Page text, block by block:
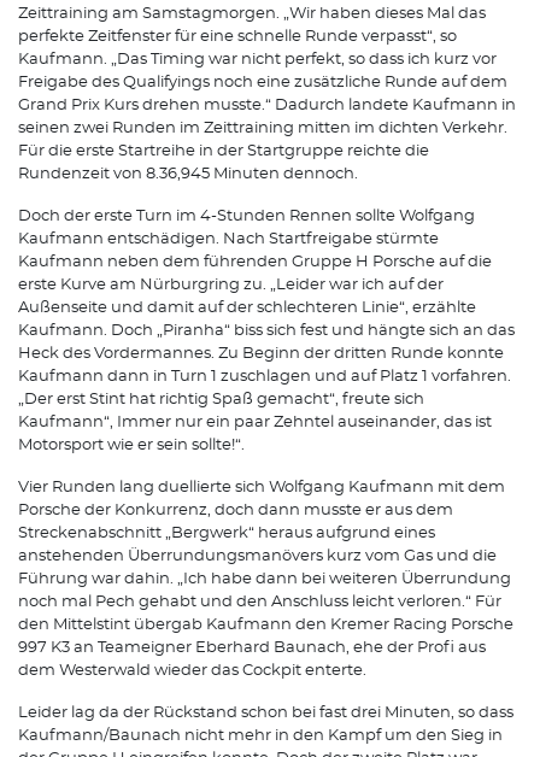
Zeittraining am Samstagmorgen. „Wir haben dieses Mal das
perfekte Zeitfenster für eine schnelle Runde verpasst“, so
Kaufmann. „Das Timing war nicht perfekt, so dass ich kurz vor
Freigabe des Qualifyings noch eine zusätzliche Runde auf dem
Grand Prix Kurs drehen musste.“ Dadurch landete Kaufmann in
seinen zwei Runden im Zeittraining mitten im dichten Verkehr.
Für die erste Startreihe in der Startgruppe reichte die
Rundenzeit von 8.36,945 Minuten dennoch.
Doch der erste Turn im 4-Stunden Rennen sollte Wolfgang
Kaufmann entschädigen. Nach Startfreigabe stürmte
Kaufmann neben dem führenden Gruppe H Porsche auf die
erste Kurve am Nürburgring zu. „Leider war ich auf der
Außenseite und damit auf der schlechteren Linie“, erzählte
Kaufmann. Doch „Piranha“ biss sich fest und hängte sich an das
Heck des Vordermannes. Zu Beginn der dritten Runde konnte
Kaufmann dann in Turn 1 zuschlagen und auf Platz 1 vorfahren.
„Der erst Stint hat richtig Spaß gemacht“, freute sich
Kaufmann“, Immer nur ein paar Zehntel auseinander, das ist
Motorsport wie er sein sollte!“.
Vier Runden lang duellierte sich Wolfgang Kaufmann mit dem
Porsche der Konkurrenz, doch dann musste er aus dem
Streckenabschnitt „Bergwerk“ heraus aufgrund eines
anstehenden Überrundungsmanövers kurz vom Gas und die
Führung war dahin. „Ich habe dann bei weiteren Überrundung
noch mal Pech gehabt und den Anschluss leicht verloren.“ Für
den Mittelstint übergab Kaufmann den Kremer Racing Porsche
997 K3 an Teameigner Eberhard Baunach, ehe der Profi aus
dem Westerwald wieder das Cockpit enterte.
Leider lag da der Rückstand schon bei fast drei Minuten, so dass
Kaufmann/Baunach nicht mehr in den Kampf um den Sieg in